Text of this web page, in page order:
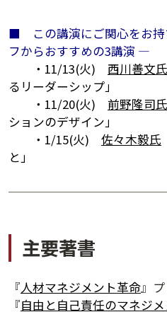
■ この講演にご関心をお
フからおすすめの3講演 ―
・11/13(火) 西川善文氏
るリーダーシップ」
・11/20(火) 前野隆司氏
ションのデザイン」
・1/15(火) 佐々木毅氏
と」
主要著書
『人材マネジメント革命』
『自由と自己責任のマネジメ
夕学レ